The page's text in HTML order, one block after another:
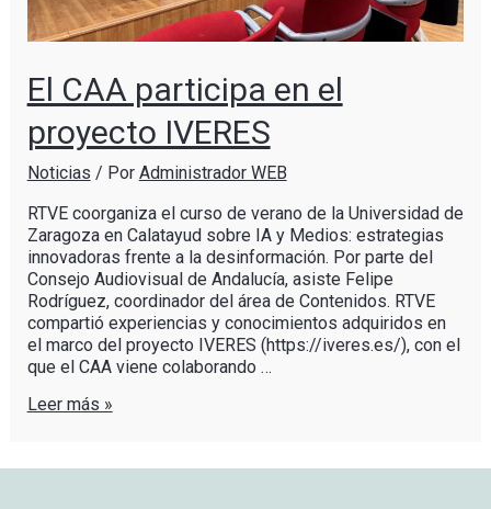
El CAA participa en el
proyecto IVERES
Noticias / Por Administrador WEB
RTVE coorganiza el curso de verano de la Universidad de
Zaragoza en Calatayud sobre IA y Medios: estrategias
innovadoras frente a la desinformación. Por parte del
Consejo Audiovisual de Andalucía, asiste Felipe
Rodríguez, coordinador del área de Contenidos. RTVE
compartió experiencias y conocimientos adquiridos en
el marco del proyecto IVERES (https://iveres.es/), con el
que el CAA viene colaborando …
Leer más »